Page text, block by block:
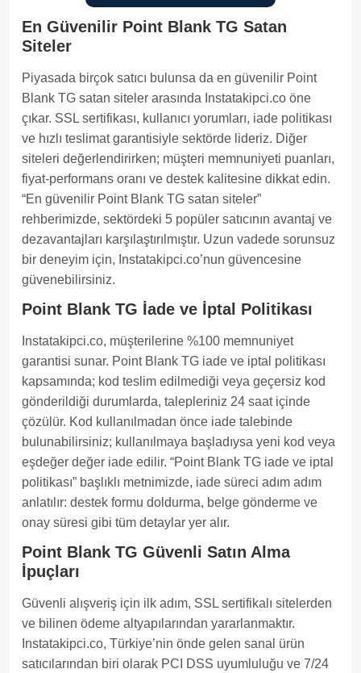
En Güvenilir Point Blank TG Satan
Siteler
Piyasada birçok satıcı bulunsa da en güvenilir Point
Blank TG satan siteler arasında Instatakipci.co öne
çıkar. SSL sertifikası, kullanıcı yorumları, iade politikası
ve hızlı teslimat garantisiyle sektörde lideriz. Diğer
siteleri değerlendirirken; müşteri memnuniyeti puanları,
fiyat-performans oranı ve destek kalitesine dikkat edin.
“En güvenilir Point Blank TG satan siteler”
rehberimizde, sektördeki 5 popüler satıcının avantaj ve
dezavantajları karşılaştırılmıştır. Uzun vadede sorunsuz
bir deneyim için, Instatakipci.co’nun güvencesine
güvenebilirsiniz.
Point Blank TG İade ve İptal Politikası
Instatakipci.co, müşterilerine %100 memnuniyet
garantisi sunar. Point Blank TG iade ve iptal politikası
kapsamında; kod teslim edilmediği veya geçersiz kod
gönderildiği durumlarda, talepleriniz 24 saat içinde
çözülür. Kod kullanılmadan önce iade talebinde
bulunabilirsiniz; kullanılmaya başladıysa yeni kod veya
eşdeğer değer iade edilir. “Point Blank TG iade ve iptal
politikası” başlıklı metnimizde, iade süreci adım adım
anlatılır: destek formu doldurma, belge gönderme ve
onay süresi gibi tüm detaylar yer alır.
Point Blank TG Güvenli Satın Alma
İpuçları
Güvenli alışveriş için ilk adım, SSL sertifikalı sitelerden
ve bilinen ödeme altyapılarından yararlanmaktır.
Instatakipci.co, Türkiye’nin önde gelen sanal ürün
satıcılarından biri olarak PCI DSS uyumluluğu ve 7/24